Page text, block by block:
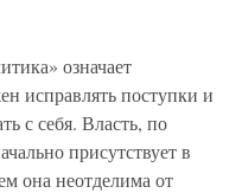
означает
исправлять поступки и
с себя. Власть, по
присутствует в
она неотделима от